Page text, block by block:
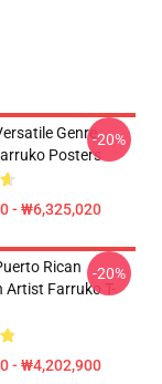
Genre
Posters
- ₩6,325,020
-20%
Rican
Farruko T-
- ₩4,202,900
-20%